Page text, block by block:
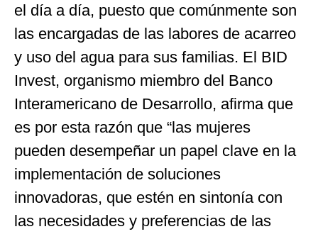
el día a día, puesto que comúnmente son
las encargadas de las labores de acarreo
y uso del agua para sus familias. El BID
Invest, organismo miembro del Banco
Interamericano de Desarrollo, afirma que
es por esta razón que “las mujeres
pueden desempeñar un papel clave en la
implementación de soluciones
innovadoras, que estén en sintonía con
las necesidades y preferencias de las